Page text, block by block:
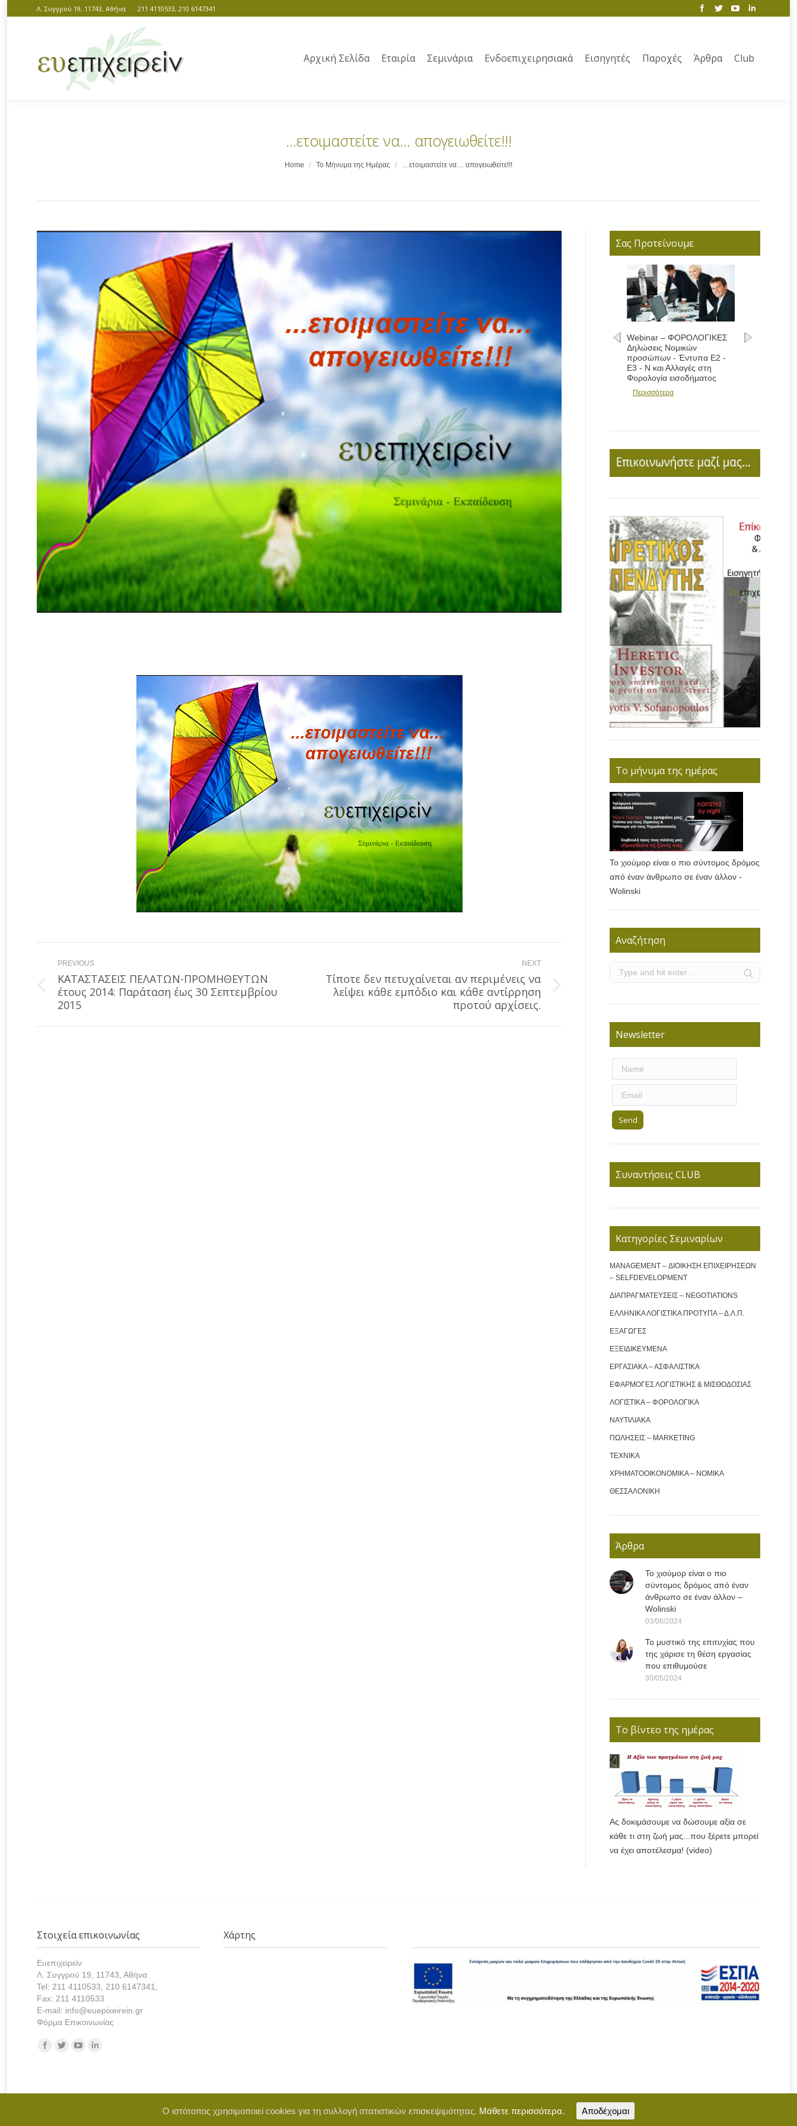
Λ. Συγγρού 19, 11743, Αθήνα 211 4110533, 210 6147341
Αρχική Σελίδα Εταιρία Σεμινάρια Ενδοεπιχειρησιακά Εισηγητές Παροχές Άρθρα Club
…ετοιμαστείτε να… απογειωθείτε!!!
Home Το Μήνυμα της Ημέρας …ετοιμαστείτε να… απογειωθείτε!!!
Post
navigation
PREVIOUS
Previous
post:
ΚΑΤΑΣΤΑΣΕΙΣ ΠΕΛΑΤΩΝ-ΠΡΟΜΗΘΕΥΤΩΝ
έτους 2014: Παράταση έως 30 Σεπτεμβρίου
2015
NEXT
Next
Τίποτε δεν πετυχαίνεται αν περιμένεις να
λείψει κάθε εμπόδιο και κάθε αντίρρηση
προτού αρχίσεις.
Σας Προτείνουμε
Webinar – ΦΟΡΟΛΟΓΙΚΕΣ
Δηλώσεις Νομικών
προσώπων - Έντυπα Ε2 -
Ε3 - Ν και Αλλαγές στη
Φορολογία εισοδήματος
Περισσότερα
Το μήνυμα της ημέρας
Το χιούμορ είναι ο πιο σύντομος δρόμος
από έναν άνθρωπο σε έναν άλλον -
Wolinski
Αναζήτηση
Newsletter
Συναντήσεις CLUB
Κατηγορίες Σεμιναρίων
MANAGEMENT – ΔΙΟΙΚΗΣΗ ΕΠΙΧΕΙΡΗΣΕΩΝ
– SELFDEVELOPMENT
ΔΙΑΠΡΑΓΜΑΤΕΥΣΕΙΣ – NEGOTIATIONS
ΕΛΛΗΝΙΚΑ ΛΟΓΙΣΤΙΚΑ ΠΡΟΤΥΠΑ – Δ.Λ.Π.
ΕΞΑΓΩΓΕΣ
ΕΞΕΙΔΙΚΕΥΜΕΝΑ
ΕΡΓΑΣΙΑΚΑ – ΑΣΦΑΛΙΣΤΙΚΑ
ΕΦΑΡΜΟΓΕΣ ΛΟΓΙΣΤΙΚΗΣ & ΜΙΣΘΟΔΟΣΙΑΣ
ΛΟΓΙΣΤΙΚΑ – ΦΟΡΟΛΟΓΙΚΑ
ΝΑΥΤΙΛΙΑΚΑ
ΠΩΛΗΣΕΙΣ – MARKETING
ΤΕΧΝΙΚΑ
ΧΡΗΜΑΤΟΟΙΚΟΝΟΜΙΚΑ – ΝΟΜΙΚΑ
ΘΕΣΣΑΛΟΝΙΚΗ
Άρθρα
Το χιούμορ είναι ο πιο
σύντομος δρόμος από έναν
άνθρωπο σε έναν άλλον –
Wolinski
03/06/2024
Το μυστικό της επιτυχίας που
της χάρισε τη θέση εργασίας
που επιθυμούσε
30/05/2024
Το βίντεο της ημέρας
Ας δοκιμάσουμε να δώσουμε αξία σε
κάθε τι στη ζωή μας...που ξέρετε μπορεί
να έχει αποτέλεσμα! (video)
Στοιχεία επικοινωνίας
Ευεπιχειρείν
Λ. Συγγρού 19, 11743, Αθήνα
Tel: 211 4110533, 210 6147341,
Fax: 211 4110533
E-mail: info@euepixeirein.gr
Φόρμα Επικοινωνίας
Find us on:
Χάρτης
Copyright © 2021 euepixeirein.gr | Developed by BigWebTheory
Ο ιστότοπος χρησιμοποιεί cookies για τη συλλογή στατιστικών επισκεψιμότητας. Μάθετε περισσότερα. Αποδέχομαι